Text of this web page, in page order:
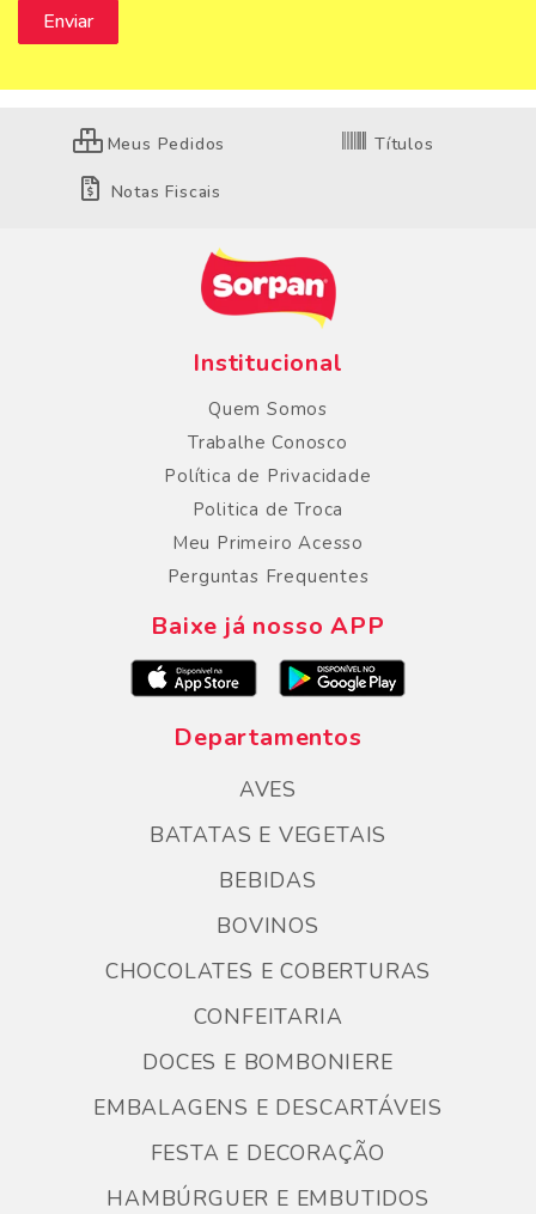
Meus Pedidos Títulos
Notas Fiscais
Institucional
Quem Somos
Trabalhe Conosco
Política de Privacidade
Politica de Troca
Meu Primeiro Acesso
Perguntas Frequentes
Baixe já nosso APP
Departamentos
AVES
BATATAS E VEGETAIS
BEBIDAS
BOVINOS
CHOCOLATES E COBERTURAS
CONFEITARIA
DOCES E BOMBONIERE
EMBALAGENS E DESCARTÁVEIS
FESTA E DECORAÇÃO
HAMBÚRGUER E EMBUTIDOS